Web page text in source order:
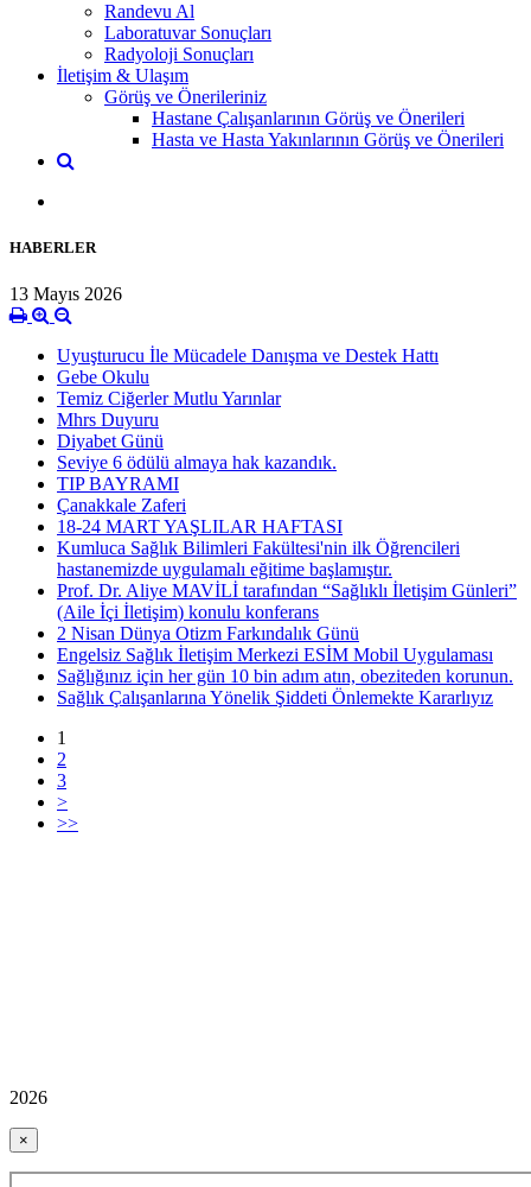
Randevu Al
Laboratuvar Sonuçları
Radyoloji Sonuçları
İletişim & Ulaşım
Görüş ve Önerileriniz
Hastane Çalışanlarının Görüş ve Önerileri
Hasta ve Hasta Yakınlarının Görüş ve Önerileri
HABERLER
13 Mayıs 2026
Uyuşturucu İle Mücadele Danışma ve Destek Hattı
Gebe Okulu
Temiz Ciğerler Mutlu Yarınlar
Mhrs Duyuru
Diyabet Günü
Seviye 6 ödülü almaya hak kazandık.
TIP BAYRAMI
Çanakkale Zaferi
18-24 MART YAŞLILAR HAFTASI
Kumluca Sağlık Bilimleri Fakültesi'nin ilk Öğrencileri
hastanemizde uygulamalı eğitime başlamıştır.
Prof. Dr. Aliye MAVİLİ tarafından “Sağlıklı İletişim Günleri”
(Aile İçi İletişim) konulu konferans
2 Nisan Dünya Otizm Farkındalık Günü
Engelsiz Sağlık İletişim Merkezi ESİM Mobil Uygulaması
Sağlığınız için her gün 10 bin adım atın, obeziteden korunun.
Sağlık Çalışanlarına Yönelik Şiddeti Önlemekte Kararlıyız
1
2
3
>
>>
2026
×